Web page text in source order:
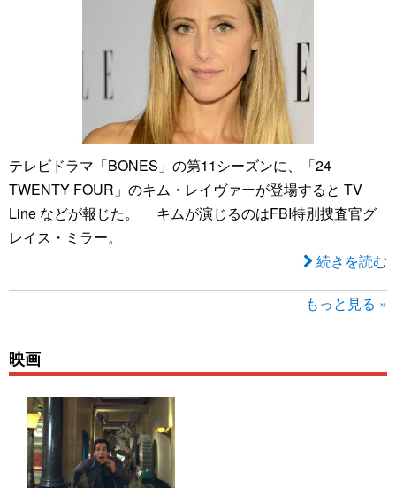
テレビドラマ「BONES」の第11シーズンに、「24
TWENTY FOUR」のキム・レイヴァーが登場すると TV
Line などが報じた。 キムが演じるのはFBI特別捜査官グ
レイス・ミラー。
続きを読む
もっと見る »
映画